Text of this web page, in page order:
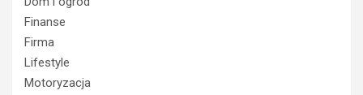
Finanse
Firma
Lifestyle
Motoryzacja